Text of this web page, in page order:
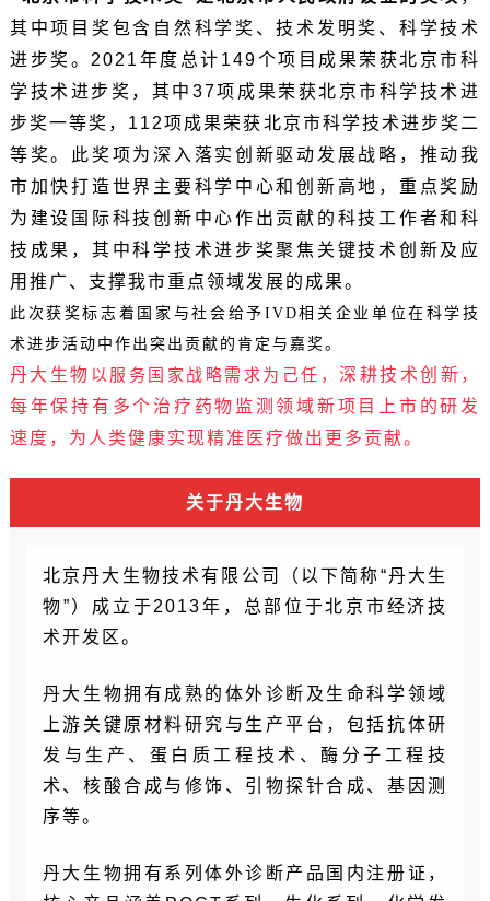
其中项目奖包含自然科学奖、技术发明奖、科学技术
进步奖。2021年度总计149个项目成果荣获北京市科
学技术进步奖，其中37项成果荣获北京市科学技术进
步奖一等奖，112项成果荣获北京市科学技术进步奖二
等奖。
此奖项为深入落实创新驱动发展战略，推动我
市加快打造世界主要科学中心和创新高地，重点奖励
为建设国际科技创新中心作出贡献的科技工作者和科
技成果，其中科学技术进步奖聚焦关键技术创新及应
用推广、支撑我市重点领域发展的成果。
此次获奖标志着国家与社会给予IVD相关企业单位在科学技
术进步活动中作出突出贡献的肯定与嘉奖。
丹大生物 以服务国家战略需求为己任，深耕技术创新，
每年保持有多个治疗药物监测领域新项目上市的研发
速度，为人类健康实现精准医疗做出更多贡献。
关于丹大生物
北京丹大生物技术有限公司（以下简称“丹大生
物”）成立于2013年，总部位于北京市经济技
术开发区。
丹大生物拥有成熟的体外诊断及生命科学领域
上游关键原材料研究与生产平台，包括抗体研
发与生产、蛋白质工程技术、酶分子工程技
术、核酸合成与修饰、引物探针合成、基因测
序等。
丹大生物拥有系列体外诊断产品国内注册证，